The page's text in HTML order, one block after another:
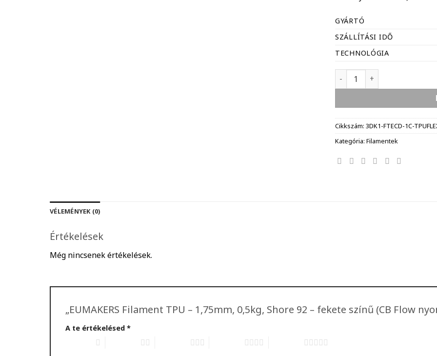
GYÁRTÓ
SZÁLLÍTÁSI IDŐ
TECHNOLÓGIA
EUMAKERS Filament TPU
Cikkszám: 3DK1-FTECD-1C-
Kategória: Filamentek
VÉLEMÉNYEK (0)
Értékelések
Még nincsenek értékelések.
„EUMAKERS Filament TPU – 1,75mm, 0,5kg, Shore 92 – fekete színű (CB Flow
A te értékelésed *